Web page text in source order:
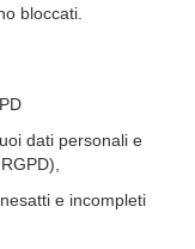
bloccati.
dati personali e
e incompleti